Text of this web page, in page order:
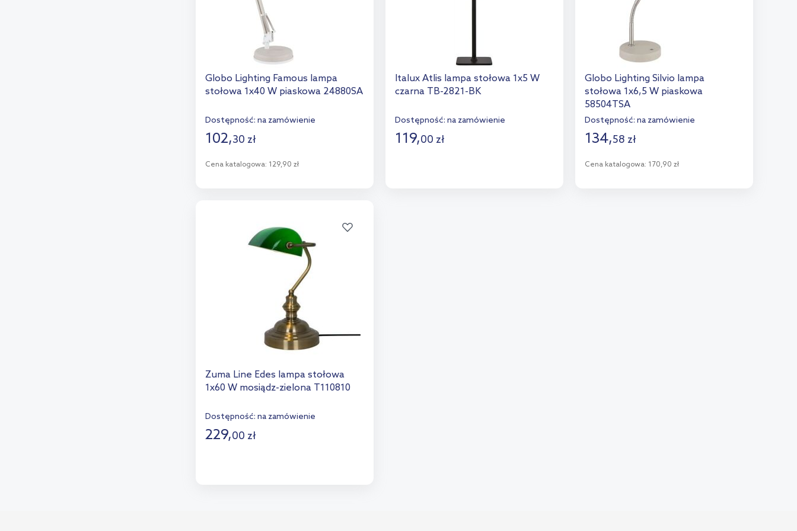
Globo Lighting Famous lampa
stołowa 1x40 W piaskowa 24880SA
Dostępność: na zamówienie
102,30 zł
Cena katalogowa: 129,90 zł
Italux Atlis lampa stołowa 1x5 W
czarna TB-2821-BK
Dostępność: na zamówienie
119,00 zł
Globo Lighting Silvio lampa
stołowa 1x6,5 W piaskowa
58504TSA
Dostępność: na zamówienie
134,58 zł
Cena katalogowa: 170,90 zł
Zuma Line Edes lampa stołowa
1x60 W mosiądz-zielona T110810
Dostępność: na zamówienie
229,00 zł